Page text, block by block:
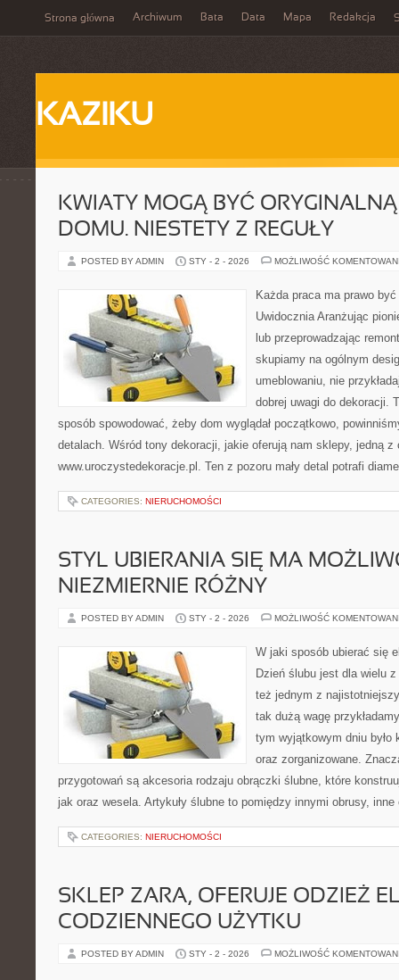
Strona główna Archiwum Bata Data Mapa Redakcja
KAZIKU
KWIATY MOGĄ BYĆ
DOMU. NIESTETY Z REGUŁY
POSTED BY ADMIN STY - 2 - 2026 MOŻLIWOŚĆ
Każda praca ma prawo
Uwidocznia Aranżując
lub przeprowadzając
skupiamy na ogólnym
umeblowaniu, nie
dobrej uwagi do dekoracji.
sposób spowodować, żeby dom wyglądał początkowo,
detalach. Wśród tony dekoracji, jakie oferują nam sklepy, jedną
www.uroczystedekoracje.pl. Ten z pozoru mały detal potrafi
CATEGORIES: NIERUCHOMOŚCI
STYL UBIERANIA SIĘ MA
NIEZMIERNIE RÓŻNY
POSTED BY ADMIN STY - 2 - 2026 MOŻLIWOŚĆ
W jaki sposób ubierać się
Dzień ślubu jest dla wielu
też jednym z
tak dużą wagę
tym wyjątkowym dniu było
oraz zorganizowane.
przygotowań są akcesoria rodzaju obrączki ślubne, które
jak oraz wesela. Artykuły ślubne to pomiędzy innymi obrusy,
CATEGORIES: NIERUCHOMOŚCI
SKLEP ZARA, OFERUJE ODZIEŻ
CODZIENNEGO UŻYTKU
POSTED BY ADMIN STY - 2 - 2026 MOŻLIWOŚĆ